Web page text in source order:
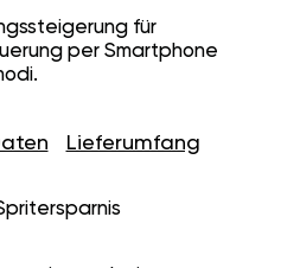
für
per Smartphone
Lieferumfang